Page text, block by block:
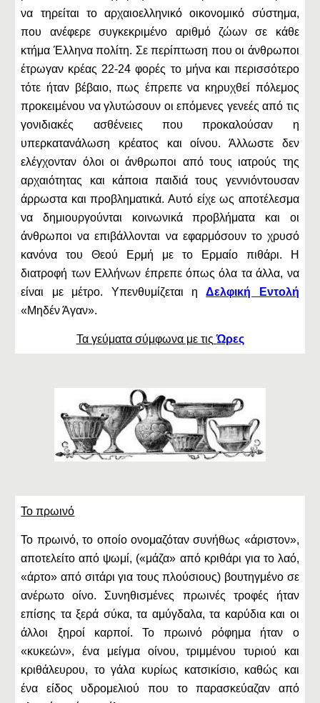
να τηρείται το αρχαιοελληνικό οικονομικό σύστημα,
που ανέφερε συγκεκριμένο αριθμό ζώων σε κάθε
κτήμα Έλληνα πολίτη. Σε περίπτωση που οι άνθρωποι
έτρωγαν κρέας 22-24 φορές το μήνα και περισσότερο
τότε ήταν βέβαιο, πως έπρεπε να κηρυχθεί πόλεμος
προκειμένου να γλυτώσουν οι επόμενες γενεές από τις
γονιδιακές ασθένειες που προκαλούσαν η
υπερκατανάλωση κρέατος και οίνου. Άλλωστε δεν
ελέγχονταν όλοι οι άνθρωποι από τους ιατρούς της
αρχαιότητας και κάποια παιδιά τους γεννιόντουσαν
άρρωστα και προβληματικά. Αυτό είχε ως αποτέλεσμα
να δημιουργούνται κοινωνικά προβλήματα και οι
άνθρωποι να επιβάλλονται να εφαρμόσουν το χρυσό
κανόνα του Θεού Ερμή με το Ερμαίο πιθάρι. Η
διατροφή των Ελλήνων έπρεπε όπως όλα τα άλλα, να
είναι με μέτρο. Υπενθυμίζεται ηΔελφική Εντολή
«Μηδέν Άγαν».
Τα γεύματα σύμφωνα με τις Ώρες
Το πρωινό
Το πρωινό, το οποίο ονομαζόταν συνήθως «άριστον»,
αποτελείτο από ψωμί, («μάζα» από κριθάρι για το λαό,
«άρτο» από σιτάρι για τους πλούσιους) βουτηγμένο σε
ανέρωτο οίνο. Συνηθισμένες πρωινές τροφές ήταν
επίσης τα ξερά σύκα, τα αμύγδαλα, τα καρύδια και οι
άλλοι ξηροί καρποί. Το πρωινό ρόφημα ήταν ο
«κυκεών», ένα μείγμα οίνου, τριμμένου τυριού και
κριθάλευρου, το γάλα κυρίως κατσικίσιο, καθώς και
ένα είδος υδρομελιού που το παρασκεύαζαν από